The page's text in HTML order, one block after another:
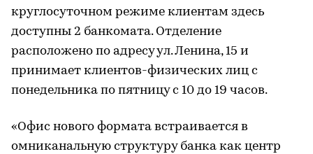
круглосуточном режиме клиентам здесь
доступны 2 банкомата. Отделение
расположено по адресу ул. Ленина, 15 и
принимает клиентов-физических лиц с
понедельника по пятницу с 10 до 19 часов.
«Офис нового формата встраивается в
омниканальную структуру банка как центр